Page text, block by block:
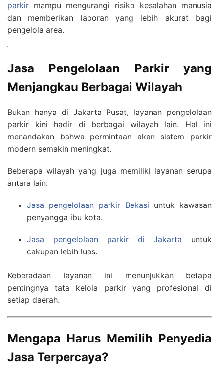
parkir mampu mengurangi risiko kesalahan manusia
dan memberikan laporan yang lebih akurat bagi
pengelola area.
Jasa Pengelolaan Parkir yang
Menjangkau Berbagai Wilayah
Bukan hanya di Jakarta Pusat, layanan pengelolaan
parkir kini hadir di berbagai wilayah lain. Hal ini
menandakan bahwa permintaan akan sistem parkir
modern semakin meningkat.
Beberapa wilayah yang juga memiliki layanan serupa
antara lain:
Jasa pengelolaan parkir Bekasi untuk kawasan
penyangga ibu kota.
Jasa pengelolaan parkir di Jakarta untuk
cakupan lebih luas.
Keberadaan layanan ini menunjukkan betapa
pentingnya tata kelola parkir yang profesional di
setiap daerah.
Mengapa Harus Memilih Penyedia
Jasa Terpercaya?